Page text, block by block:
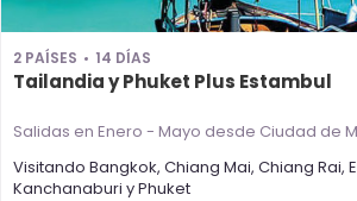
2 PAÍSES 14 DÍAS
Tailandia y Phuket Plus Estambul
Salidas en Enero - Mayo desde Ciudad de
Visitando Bangkok, Chiang Mai, Chiang Rai,
Kanchanaburi yPhuket